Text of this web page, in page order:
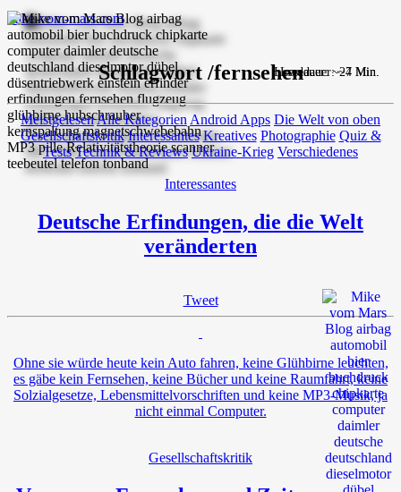
mike-vom-mars.com
Schlagwort /fernsehen
MeistgelesenAlle Kategorien Android Apps Die Welt von oben
Gesellschaftskritik Interessantes Kreatives Photographie Quiz &
Tests Technik & Reviews Ukraine-Krieg Verschiedenes
Interessantes
Deutsche Erfindungen, die die Welt
veränderten
Tweet
Lesedauer: ~24 Min.
Ohne sie würde heute kein Auto fahren, keine Glühbirne leuchten,
es gäbe kein Fernsehen, keine Bücher und keine Raumfahrt, keine
Solzialgesetze, Lebensmittelvorschriften und keine MP3-Musik, ja
nicht einmal Computer.
Gesellschaftskritik
Lesedauer: ~7 Min.